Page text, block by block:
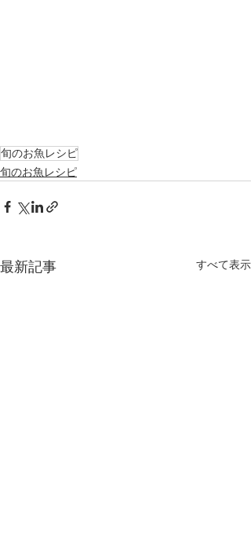
旬のお魚レシピ
旬のお魚レシピ
最新記事 すべて表示